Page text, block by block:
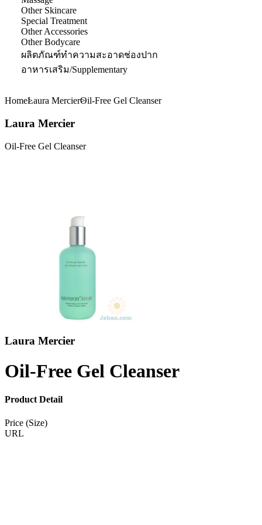
Other Skincare
Special Treatment
Other Accessories
Other Bodycare
ผลิตภัณฑ์ทำความสะอาดช่องปาก
อาหารเสริม/Supplementary
HomeLaura MercierOil-Free Gel Cleanser
Laura Mercier
Oil-Free Gel Cleanser
Laura Mercier
Oil-Free Gel Cleanser
Product Detail
Price (Size)
URL